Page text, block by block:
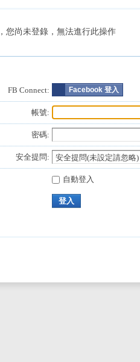
您尚未登錄，無法進行此操作
FB Connect: Facebook 登入
帳號:
密碼:
安全提問:
自動登入
登入